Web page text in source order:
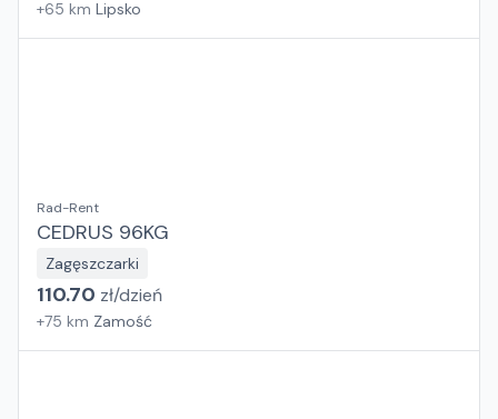
+65 km Lipsko
Rad-Rent
CEDRUS 96KG
Zagęszczarki
110.70 zł/dzień
+75 km Zamość